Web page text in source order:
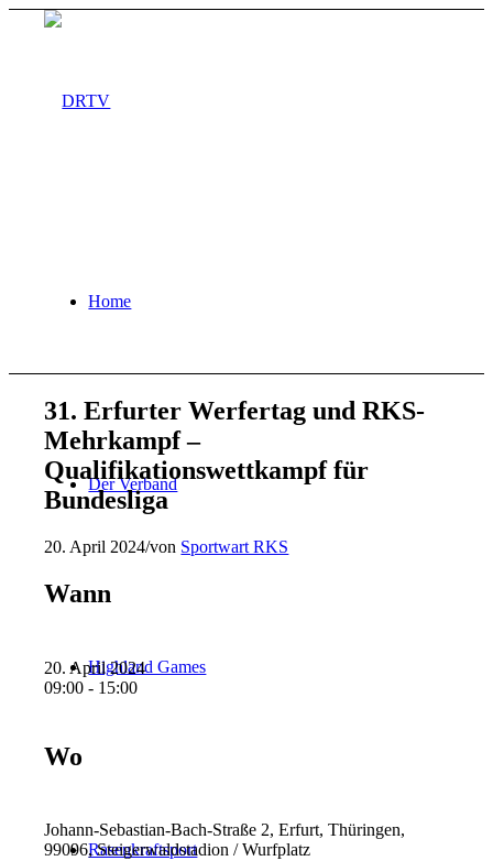
Home
Der Verband
Highland Games
Rasenkraftsport
31. Erfurter Werfertag und RKS-
Mehrkampf –
Qualifikationswettkampf für
Bundesliga
20. April 2024/von Sportwart RKS
Wann
20. April 2024
09:00 - 15:00
Wo
Johann-Sebastian-Bach-Straße 2, Erfurt, Thüringen,
99096, Steigerwaldstadion / Wurfplatz